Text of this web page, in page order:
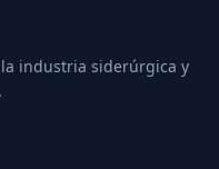
industria siderúrgica y